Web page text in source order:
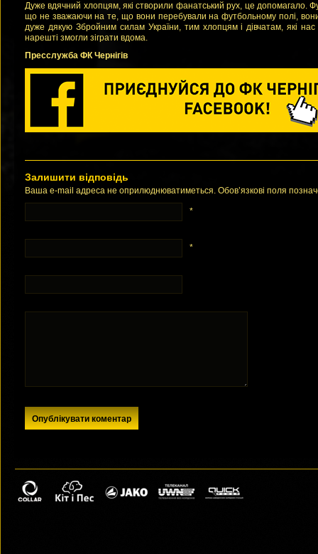
Дуже вдячний хлопцям, які створили фанатський рух, це допомагало.
що не зважаючи на те, що вони перебували на футбольному полі, вони
дуже дякую Збройним силам України, тим хлопцям і дівчатам, які
нарешті змогли зіграти вдома.
Пресслужба ФК Чернігів
Залишити відповідь
Ваша e-mail адреса не оприлюднюватиметься. Обов’язкові поля
*
*